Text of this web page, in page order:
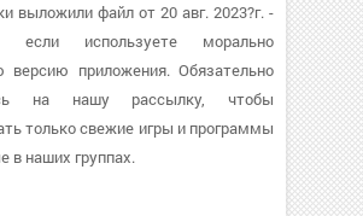
выложили файл от 20 авг. 2023?г. -
если используете морально
версию приложения. Обязательно
на нашу рассылку, чтобы
только свежие игры и программы
в наших группах.